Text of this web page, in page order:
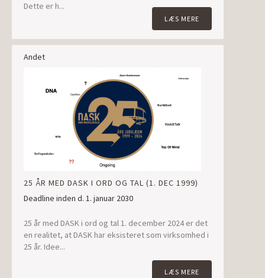
Dette er h...
LÆS MERE
Andet
25 ÅR MED DASK I ORD OG TAL (1. DEC 1999)
Deadline inden d. 1. januar 2030
25 år med DASK i ord og tal 1. december 2024 er det
en realitet, at DASK har eksisteret som virksomhed i
25 år. Idee...
LÆS MERE